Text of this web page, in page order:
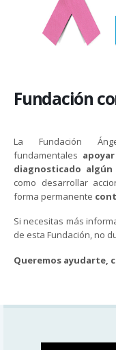
Fundación
La Fundación
fundamentales
diagnosticado
como desarrollar
forma permanente
Si necesitas más
de esta Fundación, no
Queremos ayudarte,